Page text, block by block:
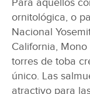
ornitológica, o
Nacional
California,
torres de toba
único. Las
atractivo para